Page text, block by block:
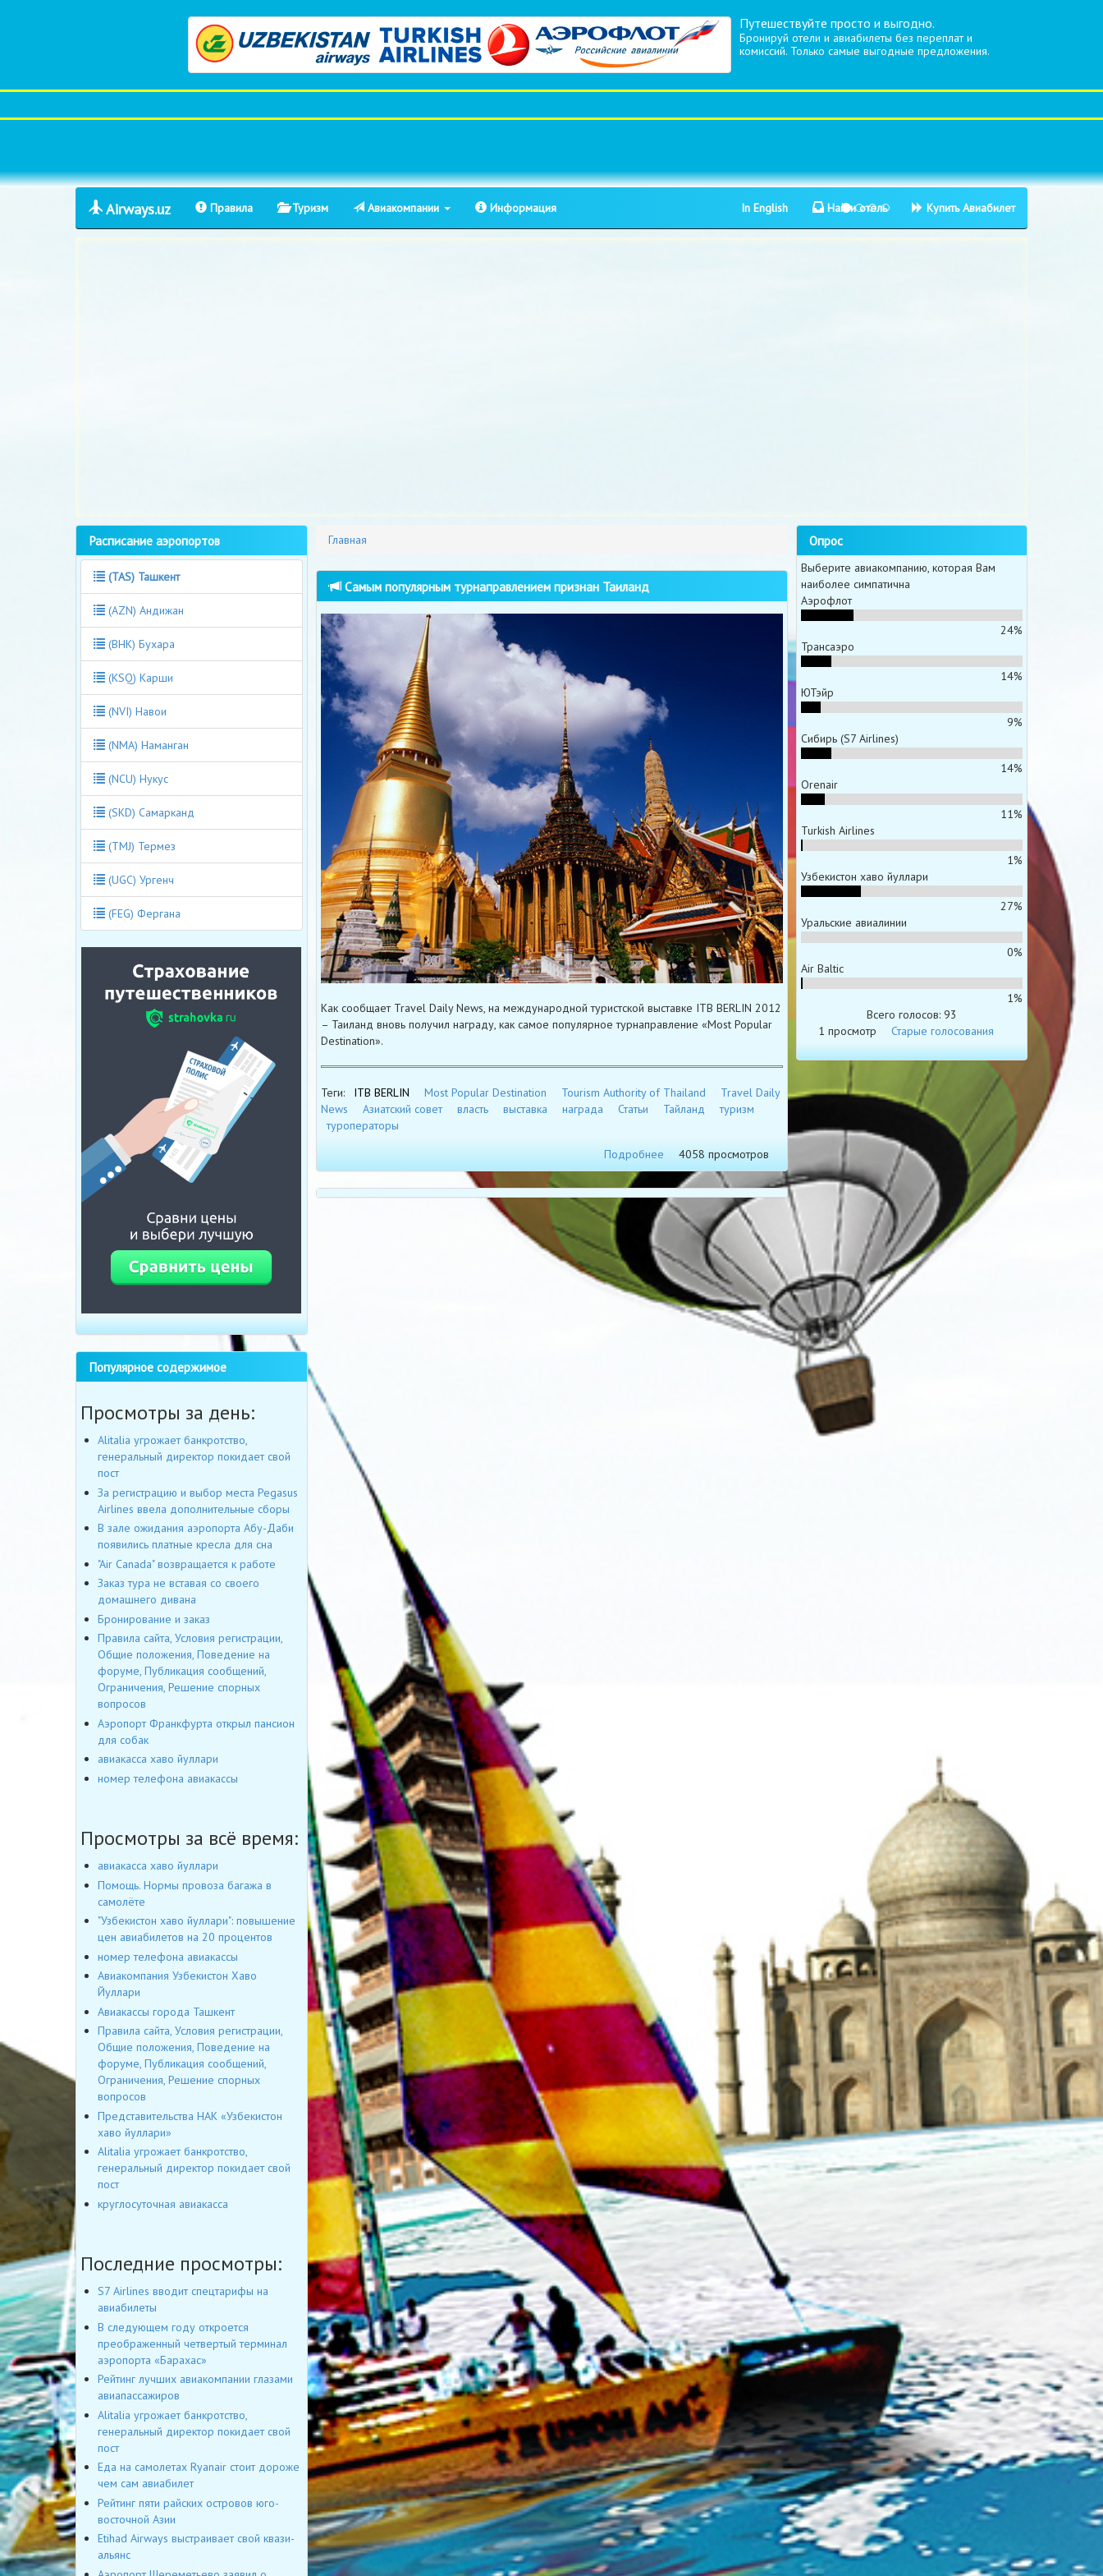
Путешествуйте просто и выгодно.
Бронируй отели и авиабилеты без переплат и
комиссий. Только самые выгодные предложения.
Airways.uz Правила Туризм Авиакомпании Информация In English Найти отель Купить Авиабилет
Главная
Самым популярным турнаправлением признан Таиланд
Как сообщает Travel Daily News, на международной туристской выставке ITB BERLIN 2012
– Таиланд вновь получил награду, как самое популярное турнаправление «Most Popular
Destination».
Теги: ITB BERLIN Most Popular Destination Tourism Authority of Thailand
Travel Daily
News
Азиатский совет власть выставка награда Статьи Тайланд
туризм
туроператоры
Подробнее
4058 просмотров
Расписание аэропортов
(TAS) Ташкент
(AZN) Андижан
(BHK) Бухара
(KSQ) Карши
(NVI) Навои
(NMA) Наманган
(NCU) Нукус
(SKD) Самарканд
(TMJ) Термез
(UGC) Ургенч
(FEG) Фергана
Популярное содержимое
Просмотры за день:
Alitalia угрожает банкротство,
генеральный директор покидает свой
пост
За регистрацию и выбор места Pegasus
Airlines ввела дополнительные сборы
В зале ожидания аэропорта Абу-Даби
появились платные кресла для сна
"Air Canada" возвращается к работе
Заказ тура не вставая со своего
домашнего дивана
Бронирование и заказ
Правила сайта, Условия регистрации,
Общие положения, Поведение на
форуме, Публикация сообщений,
Ограничения, Решение спорных
вопросов
Аэропорт Франкфурта открыл пансион
для собак
авиакасса хаво йуллари
номер телефона авиакассы
Просмотры за всё время:
авиакасса хаво йуллари
Помощь. Нормы провоза багажа в
самолёте
"Узбекистон хаво йуллари": повышение
цен авиабилетов на 20 процентов
номер телефона авиакассы
Авиакомпания Узбекистон Хаво
Йуллари
Авиакассы города Ташкент
Правила сайта, Условия регистрации,
Общие положения, Поведение на
форуме, Публикация сообщений,
Ограничения, Решение спорных
вопросов
Представительства НАК «Узбекистон
хаво йуллари»
Alitalia угрожает банкротство,
генеральный директор покидает свой
пост
круглосуточная авиакасса
Последние просмотры:
S7 Airlines вводит спецтарифы на
авиабилеты
В следующем году откроется
преображенный четвертый терминал
аэропорта «Барахас»
Рейтинг лучших авиакомпании глазами
авиапассажиров
Alitalia угрожает банкротство,
генеральный директор покидает свой
пост
Еда на самолетах Ryanair стоит дороже
чем сам авиабилет
Рейтинг пяти райских островов юго-
восточной Азии
Etihad Airways выстраивает свой квази-
альянс
Опрос
Выберите авиакомпанию, которая Вам
наиболее симпатична
Аэрофлот
24%
Трансаэро
14%
ЮТэйр
9%
Сибирь (S7 Airlines)
14%
Orenair
11%
Turkish Airlines
1%
Узбекистон хаво йуллари
27%
Уральские авиалинии
0%
Air Baltic
1%
Всего голосов: 93
1 просмотр
Старые голосования